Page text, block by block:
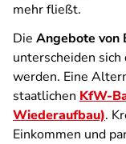
mehr fließt.
Die Angebote von
unterscheiden
werden. Eine
staatlichen KfW-
Wiederaufbau).
Einkommen und